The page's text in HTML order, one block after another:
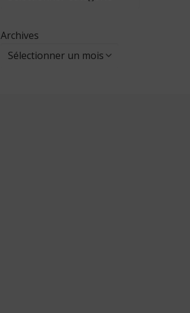
Archives